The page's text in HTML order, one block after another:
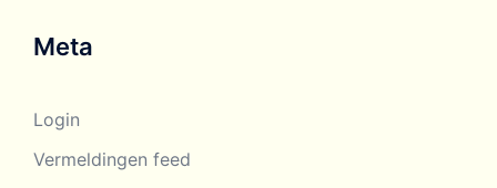
Meta
Login
Vermeldingen feed